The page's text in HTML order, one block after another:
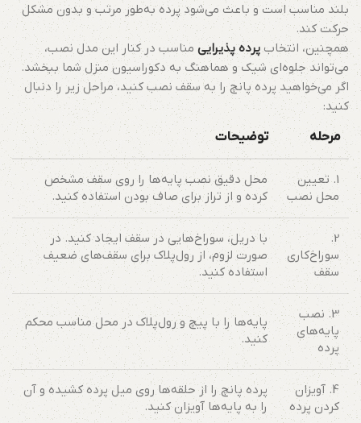
بلند مناسب است و باعث می‌شود پرده به‌طور مرتب و بدون مشکل
حرکت کند.
همچنین، انتخابپرده پذیرایی مناسب در کنار این مدل نصب،
می‌تواند جلوه‌ای شیک و هماهنگ به دکوراسیون منزل شما ببخشد.
اگر می‌خواهید پرده پانچ را به سقف نصب کنید، مراحل زیر را دنبال
کنید:
مرحله
توضیحات
1. تعیین
محل نصب
محل دقیق نصب پایه‌ها را روی سقف مشخص
کرده و از تراز برای صاف بودن استفاده کنید.
2.
سوراخ‌کاری
سقف
با دریل، سوراخ‌هایی در سقف ایجاد کنید. در
صورت لزوم، از رول‌پلاک برای سقف‌های ضعیف
استفاده کنید.
3. نصب
پایه‌های
پرده
پایه‌ها را با پیچ و رول‌پلاک در محل مناسب محکم
کنید.
4. آویزان
کردن پرده
پرده پانچ را از حلقه‌ها روی میل پرده کشیده و آن
را به پایه‌ها آویزان کنید.